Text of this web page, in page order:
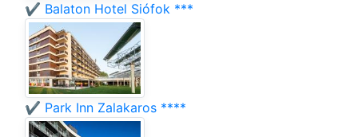
✔️ Balaton Hotel Siófok ***
✔️ Park Inn Zalakaros ****